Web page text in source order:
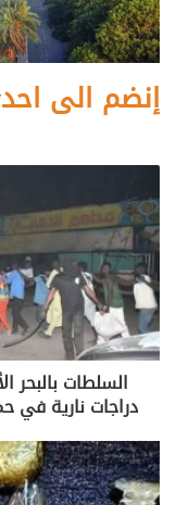
إنضم الى
دراجات نارية في